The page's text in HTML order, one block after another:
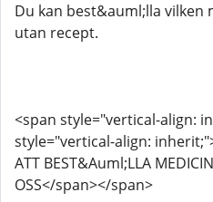
Du kan best&auml;lla vilken
utan recept.
<span style="vertical-align:
style="vertical-align:
ATT BEST&Auml;LLA
OSS</span></span>